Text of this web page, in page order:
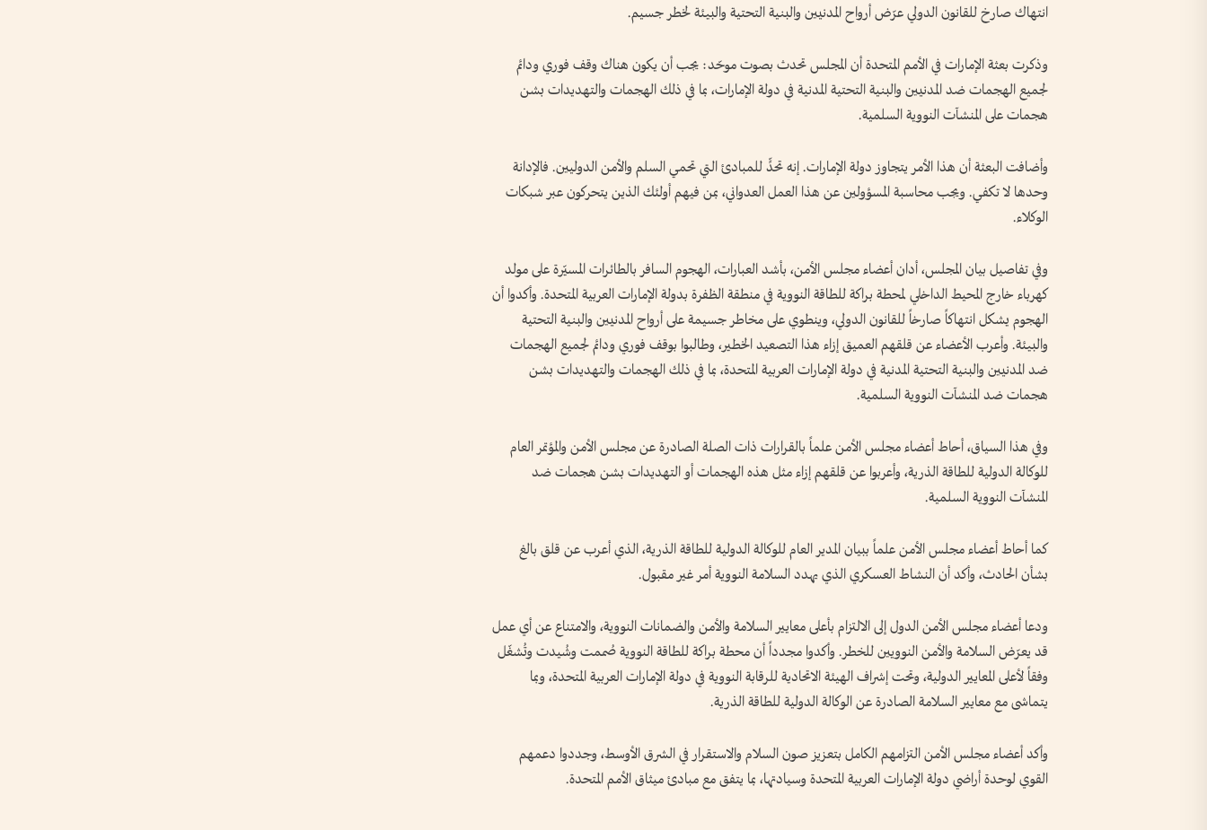
انتهاك صارخ للقانون الدولي عرّض أرواح المدنيين والبنية التحتية والبيئة لخطر جسيم.
وذكرت بعثة الإمارات في الأمم المتحدة أن المجلس تحدث بصوت موحّد: يجب أن يكون هناك وقف فوري ودائم
لجميع الهجمات ضد المدنيين والبنية التحتية المدنية في دولة الإمارات، بما في ذلك الهجمات والتهديدات بشن
هجمات على المنشآت النووية السلمية.
وأضافت البعثة أن هذا الأمر يتجاوز دولة الإمارات. إنه تحدٍّ للمبادئ التي تحمي السلم والأمن الدوليين. فالإدانة
وحدها لا تكفي. ويجب محاسبة المسؤولين عن هذا العمل العدواني، بمن فيهم أولئك الذين يتحركون عبر شبكات
الوكلاء.
وفي تفاصيل بيان المجلس، أدان أعضاء مجلس الأمن، بأشد العبارات، الهجوم السافر بالطائرات المسيّرة على مولد
كهرباء خارج المحيط الداخلي لمحطة براكة للطاقة النووية في منطقة الظفرة بدولة الإمارات العربية المتحدة. وأكدوا أن
الهجوم يشكل انتهاكاً صارخاً للقانون الدولي، وينطوي على مخاطر جسيمة على أرواح المدنيين والبنية التحتية
والبيئة. وأعرب الأعضاء عن قلقهم العميق إزاء هذا التصعيد الخطير، وطالبوا بوقف فوري ودائم لجميع الهجمات
ضد المدنيين والبنية التحتية المدنية في دولة الإمارات العربية المتحدة، بما في ذلك الهجمات والتهديدات بشن
هجمات ضد المنشآت النووية السلمية.
وفي هذا السياق، أحاط أعضاء مجلس الأمن علماً بالقرارات ذات الصلة الصادرة عن مجلس الأمن والمؤتمر العام
للوكالة الدولية للطاقة الذرية، وأعربوا عن قلقهم إزاء مثل هذه الهجمات أو التهديدات بشن هجمات ضد
المنشآت النووية السلمية.
كما أحاط أعضاء مجلس الأمن علماً ببيان المدير العام للوكالة الدولية للطاقة الذرية، الذي أعرب عن قلق بالغ
بشأن الحادث، وأكد أن النشاط العسكري الذي يهدد السلامة النووية أمر غير مقبول.
ودعا أعضاء مجلس الأمن الدول إلى الالتزام بأعلى معايير السلامة والأمن والضمانات النووية، والامتناع عن أي عمل
قد يعرّض السلامة والأمن النوويين للخطر. وأكدوا مجدداً أن محطة براكة للطاقة النووية صُممت وشُيدت وتُشغّل
وفقاً لأعلى المعايير الدولية، وتحت إشراف الهيئة الاتحادية للرقابة النووية في دولة الإمارات العربية المتحدة، وبما
يتماشى مع معايير السلامة الصادرة عن الوكالة الدولية للطاقة الذرية.
وأكد أعضاء مجلس الأمن التزامهم الكامل بتعزيز صون السلام والاستقرار في الشرق الأوسط، وجددوا دعمهم
القوي لوحدة أراضي دولة الإمارات العربية المتحدة وسيادتها، بما يتفق مع مبادئ ميثاق الأمم المتحدة.